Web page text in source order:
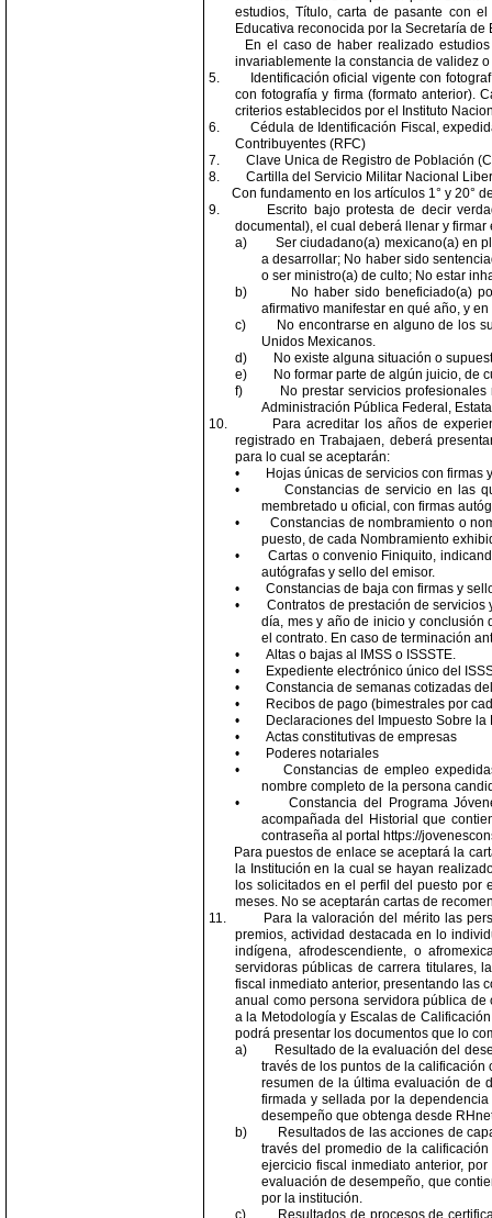
estudios, Título, carta de pasante con
Educativa reconocida por la Secretaría de
En el caso de haber realizado
invariablemente la constancia de validez
5.
Identificación oficial vigente con
con fotografía y firma (formato anterior).
criterios establecidos por el Instituto
6.
Cédula de Identificación Fiscal,
Contribuyentes (RFC)
7.
Clave Unica de Registro de Población
8.
Cartilla del Servicio Militar Nacional
Con fundamento en los artículos 1° y 20°
9.
Escrito bajo protesta de decir
documental), el cual deberá llenar y
a)
Ser ciudadano(a) mexicano(a) en
a desarrollar; No haber sido
o ser ministro(a) de culto; No estar
b)
No haber sido beneficiado(a)
afirmativo manifestar en qué año, y
c)
No encontrarse en alguno de los
Unidos Mexicanos.
d)
No existe alguna situación o
e)
No formar parte de algún juicio, de
f)
No prestar servicios
Administración Pública Federal,
10.
Para acreditar los años de
registrado en Trabajaen, deberá
para lo cual se aceptarán:
•
Hojas únicas de servicios con firmas
•
Constancias de servicio en las
membretado u oficial, con firmas
•
Constancias de nombramiento o
puesto, de cada Nombramiento
•
Cartas o convenio Finiquito,
autógrafas y sello del emisor.
•
Constancias de baja con firmas y
•
Contratos de prestación de
día, mes y año de inicio y conclusión
el contrato. En caso de terminación
•
Altas o bajas al IMSS o ISSSTE.
•
Expediente electrónico único del
•
Constancia de semanas cotizadas
•
Recibos de pago (bimestrales por
•
Declaraciones del Impuesto Sobre la
•
Actas constitutivas de empresas
•
Poderes notariales
•
Constancias de empleo
nombre completo de la persona
•
Constancia del Programa
acompañada del Historial que
contraseña al portal https://
Para puestos de enlace se aceptará la
la Institución en la cual se hayan
los solicitados en el perfil del puesto por
meses. No se aceptarán cartas de
11.
Para la valoración del mérito las
premios, actividad destacada en lo
indígena, afrodescendiente, o
servidoras públicas de carrera titulares,
fiscal inmediato anterior, presentando las
anual como persona servidora pública
a la Metodología y Escalas de
podrá presentar los documentos que lo
a)
Resultado de la evaluación del
través de los puntos de la
resumen de la última evaluación de
firmada y sellada por la
desempeño que obtenga desde
b)
Resultados de las acciones de
través del promedio de la
ejercicio fiscal inmediato anterior,
evaluación de desempeño, que
por la institución.
c)
Resultados de procesos de